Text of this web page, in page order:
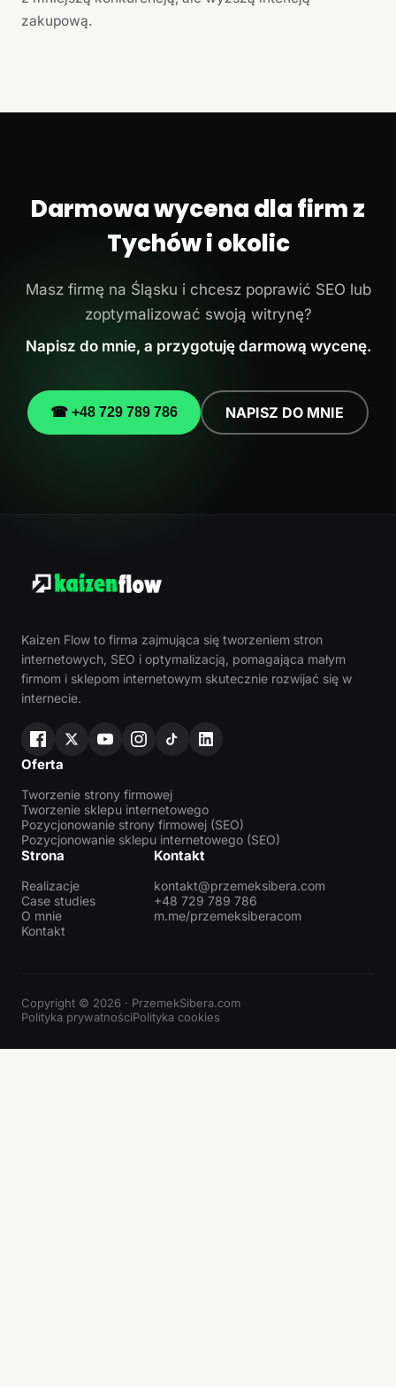
zakupową.
Darmowa wycena dla firm z
Tychów i okolic
Masz firmę na Śląsku i chcesz poprawić SEO lub
zoptymalizować swoją witrynę?
Napisz do mnie, a przygotuję darmową wycenę.
☎ +48 729 789 786 NAPISZ DO MNIE
Kaizen Flow to firma zajmująca się tworzeniem stron
internetowych, SEO i optymalizacją, pomagająca małym
firmom i sklepom internetowym skutecznie rozwijać się w
internecie.
Oferta
Tworzenie strony firmowej
Tworzenie sklepu internetowego
Pozycjonowanie strony firmowej (SEO)
Pozycjonowanie sklepu internetowego (SEO)
Strona
Realizacje
Case studies
O mnie
Kontakt
Kontakt
kontakt@przemeksibera.com
+48 729 789 786
m.me/przemeksiberacom
Copyright © 2026 · PrzemekSibera.com
Polityka prywatnościPolityka cookies